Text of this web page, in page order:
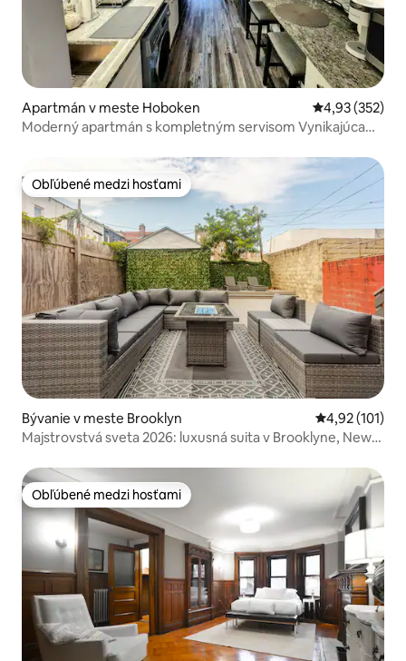
Apartmán v meste Hoboken Priemerné
4,93 (352)
Moderný apartmán s kompletným servisom Vynikajúca
Obľúbené medzi hosťami
Obľúbené medzi hosťami
Bývanie v meste Brooklyn Priemerné
4,92 (101)
Majstrovstvá sveta 2026: luxusná suita v Brooklyne, New
Obľúbené medzi hosťami
Obľúbené medzi hosťami